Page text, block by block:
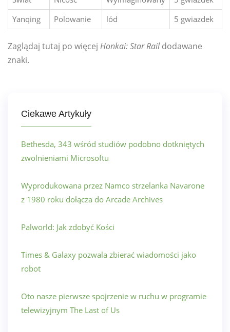
Yanqing
Polowanie lód 5 gwiazdek
Zaglądaj tutaj po więcej Honkai: Star Raildodawane
znaki.
Ciekawe Artykuły
Bethesda, 343 wśród studiów podobno dotkniętych
zwolnieniami Microsoftu
Wyprodukowana przez Namco strzelanka Navarone
z 1980 roku dołącza do Arcade Archives
Palworld: Jak zdobyć Kości
Times & Galaxy pozwala zbierać wiadomości jako
robot
Oto nasze pierwsze spojrzenie w ruchu w programie
telewizyjnym The Last of Us